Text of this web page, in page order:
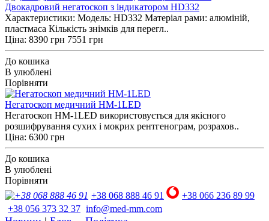
Двокадровий негатоскоп з індикатором HD332
Характеристики: Модель: HD332 Матеріал рами: алюміній,
пластмаса Кількість знімків для перегл..
Ціна: 8390 грн 7551 грн
До кошика
В улюблені
Порівняти
Негатоскоп медичний НМ-1LED
Негатоскоп НМ-1LED використовується для якісного
розшифрування сухих і мокрих рентгенограм, розрахов..
Ціна: 6300 грн
До кошика
В улюблені
Порівняти
+38 068 888 46 91
+38 066 236 89 99
+38 056 373 32 37 info@med-mm.com